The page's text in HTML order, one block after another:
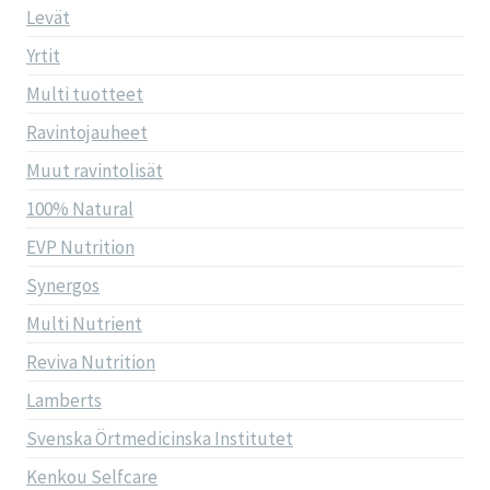
Levät
Yrtit
Multi tuotteet
Ravintojauheet
Muut ravintolisät
100% Natural
EVP Nutrition
Synergos
Multi Nutrient
Reviva Nutrition
Lamberts
Svenska Örtmedicinska Institutet
Kenkou Selfcare